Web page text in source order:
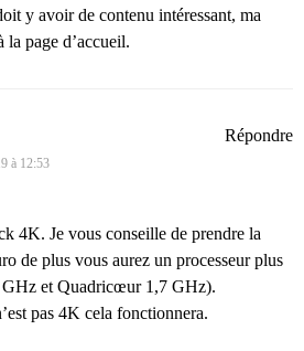
y avoir de contenu intéressant, ma
la page d’accueil.
à 12:53
4K. Je vous conseille de prendre la
de plus vous aurez un processeur plus
et Quadricœur 1,7 GHz).
pas 4K cela fonctionnera.
Répondre